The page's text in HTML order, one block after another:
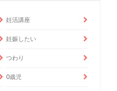
妊活講座
妊娠したい
つわり
0歳児